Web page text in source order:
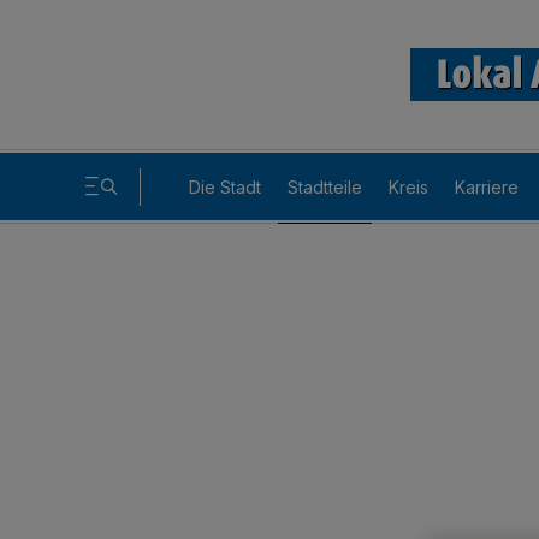
Die Stadt Stadtteile Kreis Karriere